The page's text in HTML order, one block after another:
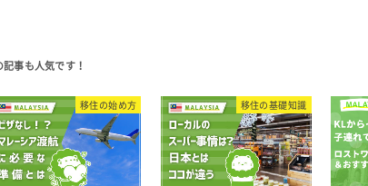
移住の始め方 移住の基礎知識